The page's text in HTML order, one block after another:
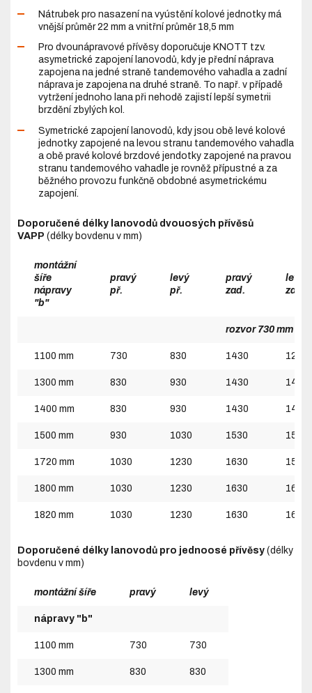
Nátrubek pro nasazení na vyústění kolové jednotky má
vnější průměr 22 mm a vnitřní průměr 18,5 mm
Pro dvounápravové přívěsy doporučuje KNOTT tzv.
asymetrické zapojení lanovodů, kdy je přední náprava
zapojena na jedné straně tandemového vahadla a zadní
náprava je zapojena na druhé straně. To např. v případě
vytržení jednoho lana při nehodě zajistí lepší symetrii
brzdění zbylých kol.
Symetrické zapojení lanovodů, kdy jsou obě levé kolové
jednotky zapojené na levou stranu tandemového vahadla
a obě pravé kolové brzdové jendotky zapojené na pravou
stranu tandemového vahadle je rovněž přípustné a za
běžného provozu funkčně obdobné asymetrickému
zapojení.
Doporučené délky lanovodů dvouosých přívěsů
VAPP(délky bovdenu v mm)
montážní
šíře
nápravy
"b"
pravý
př.
levý
př.
pravý
zad.
levý
zad.
rozvor 730 mm
1100 mm 730 830 1430 1230
1300 mm 830 930 1430 1430
1400 mm 830 930 1430 1430
1500 mm 930 1030 1530 1530
1720 mm 1030 1230 1630 1530
1800 mm 1030 1230 1630 1630
1820 mm 1030 1230 1630 1630
Doporučené délky lanovodů pro jednoosé přívěsy(délky
bovdenu v mm)
montážní šíře pravý levý
nápravy "b"
1100 mm 730 730
1300 mm 830 830